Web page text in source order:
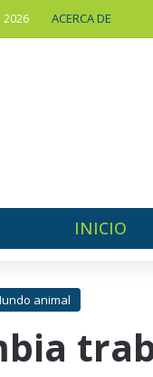
ACERCA DE
INICIO
animal